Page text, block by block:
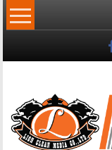
Skip
to
News
Freelancer